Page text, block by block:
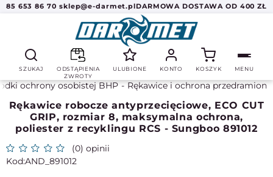
85 653 86 70 sklep@e-darmet.plDARMOWA DOSTAWA OD 400 ZŁ
SZUKAJ
ODSTĄPIENIA
ZWROTY
ULUBIONE KONTO KOSZYK MENU
ochrony osobistej BHP Rękawice i ochrona przedramion
Rękawice robocze antyprzecięciowe, ECO CUT
GRIP, rozmiar 8, maksymalna ochrona,
poliester z recyklingu RCS - Sungboo 891012
(0) opinii
AND_891012